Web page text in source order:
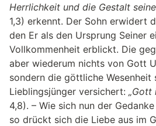
Herrlichkeit und die Gestalt
1,3) erkennt. Der Sohn erwidert
den Er als den Ursprung Seiner
Vollkommenheit erblickt. Die
aber wiederum nichts von Gott
sondern die göttliche Wesenheit
Lieblingsjünger versichert: „Gott
4,8). – Wie sich nun der
so drückt sich die Liebe aus im